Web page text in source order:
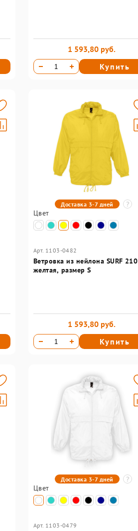
1 593,80 руб.
Купить
Доставка 3-7 дней
Цвет
Арт. 1103-0482
Ветровка из нейлона SURF 210
желтая, размер S
1 593,80 руб.
Купить
Доставка 3-7 дней
Цвет
Арт. 1103-0479